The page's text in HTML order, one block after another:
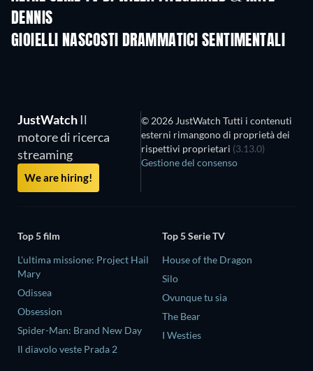
DENNIS
GIOIELLI NASCOSTI DRAMMATICI SENTIMENTALI
JustWatch Il
motore di ricerca
streaming
We are hiring!
© 2026 JustWatch Tutti i contenuti
esterni rimangono di proprietà dei
rispettivi proprietari (3.13.0)
Gestione del consenso
Top 5 film
L'ultima missione: Project Hail
Mary
Odissea
Obsession
Spider-Man: Brand New Day
Il diavolo veste Prada 2
Top 5 Serie TV
House of the Dragon
Silo
Ovunque tu sia
The Bear
I Westies